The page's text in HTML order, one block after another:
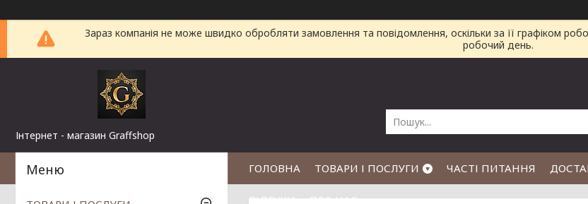
Зараз компанія не може швидко обробляти замовлення та повідомлення, оскільки за її графіком
робочий день.
Інтернет - магазин Graffshop
ГОЛОВНА ТОВАРИ І ПОСЛУГИ ЧАСТІ ПИТАННЯ
ВІДГУКИ ПРО НАС